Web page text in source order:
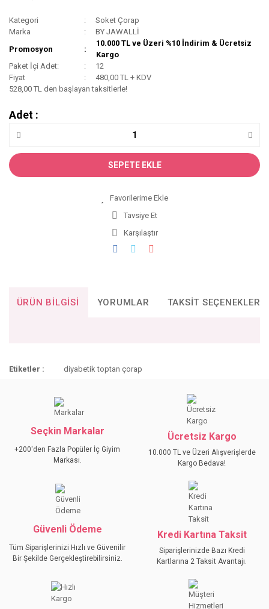
Kategori
Soket Çorap
Marka
BY JAWALLİ
Promosyon
10.000 TL ve Üzeri %10 İndirim & Ücretsiz
Kargo
Paket İçi Adet:
12
Fiyat
480,00 TL + KDV
528,00 TL den başlayan taksitlerle!
Adet :
SEPETE EKLE
Tavsiye Et
Karşılaştır
ÜRÜN BILGISI YORUMLAR TAKSIT SEÇENEKLERI
konularda yetersiz gördüğünüz noktaları öneri formunu
Görüş ve önerileriniz için teşekkür ederiz.
Ürün resmi kalitesiz, bozuk veya görüntülenemiyor.
Ürün açıklamasında eksik bilgiler bulunuyor.
Ürün bilgilerinde hatalar bulunuyor.
Bu ürüne benzer farklı alternatifler olmalı.
Etiketler : diyabetik toptan çorap
Seçkin Markalar
+200'den Fazla Popüler İç Giyim
Markası.
Ücretsiz Kargo
10.000 TL ve Üzeri Alışverişlerde
Kargo Bedava!
Güvenli Ödeme
Tüm Siparişlerinizi Hızlı ve Güvenilir
Bir Şekilde Gerçekleştirebilirsiniz.
Kredi Kartına Taksit
Siparişlerinizde Bazı Kredi
Kartlarına 2 Taksit Avantajı.